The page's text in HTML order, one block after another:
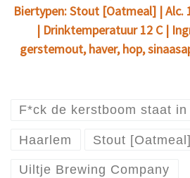
Biertypen: Stout [Oatmeal] | Alc.
| Drinktemperatuur 12 C |
gerstemout, haver, hop,
F*ck de kerstboom staat in
Haarlem Stout [Oatmeal]
Uiltje Brewing Company